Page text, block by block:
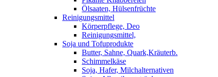
Ölsaaten, Hülsenfrüchte
Reinigungsmittel
Körperpflege, Deo
Reinigungsmittel,
Soja und Tofuprodukte
Butter, Sahne, Quark,Kräuterb.
Schimmelkäse
Soja, Hafer, Milchalternativen